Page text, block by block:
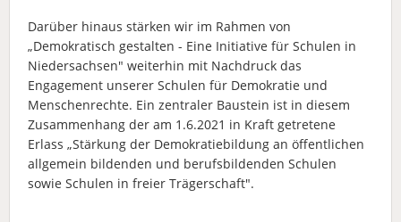
Darüber hinaus stärken wir im Rahmen von
„Demokratisch gestalten - Eine Initiative für Schulen in
Niedersachsen" weiterhin mit Nachdruck das
Engagement unserer Schulen für Demokratie und
Menschenrechte. Ein zentraler Baustein ist in diesem
Zusammenhang der am 1.6.2021 in Kraft getretene
Erlass „Stärkung der Demokratiebildung an öffentlichen
allgemein bildenden und berufsbildenden Schulen
sowie Schulen in freier Trägerschaft".